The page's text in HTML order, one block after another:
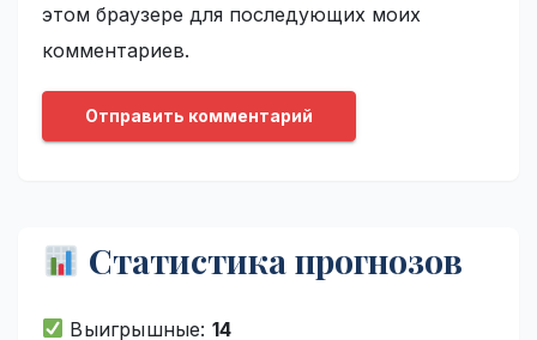
этом браузере для последующих моих
комментариев.
Статистика прогнозов
Выигрышные: 14